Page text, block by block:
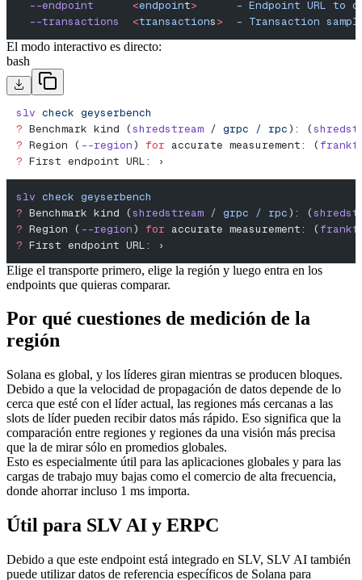
  --endpoint
      <
endpoint>
      -
Endpoint URL to
  --transactions
  <
transactions>
  -
Transaction
El modo interactivo es directo:
bash
slv check geyserbench
? Benchmark kind (shredstream / grpc / rpc): (
? Region ( --region) for accurate measurement: (
? First endpoint URL: ›
slv check geyserbench
? Benchmark kind (shredstream / grpc / rpc): (
? Region ( --region) for accurate measurement: (
? First endpoint URL: ›
Elige el transporte primero, elige la región y luego entra en los
endpoints que quieras comparar.
Por qué cuestiones de medición de la
región
Solana es global, y los líderes giran mientras se producen bloques.
Debido a que la velocidad de propagación de datos depende de lo
cerca que esté con el líder actual, las regiones más cercanas a las
slots de líder pueden recibir datos más rápido. Eso significa que la
comparación entre regiones y regiones da una visión más precisa
que la de mirar sólo en promedios globales.
Esto es especialmente útil para las aplicaciones globales y para las
cargas de trabajo muy bajas como el comercio de alta frecuencia,
donde ahorrar incluso 1 ms importa.
Útil para SLV AI y ERPC
Debido a que este endpoint está integrado en SLV, SLV AI también
puede utilizar datos de referencia específicos de Solana para